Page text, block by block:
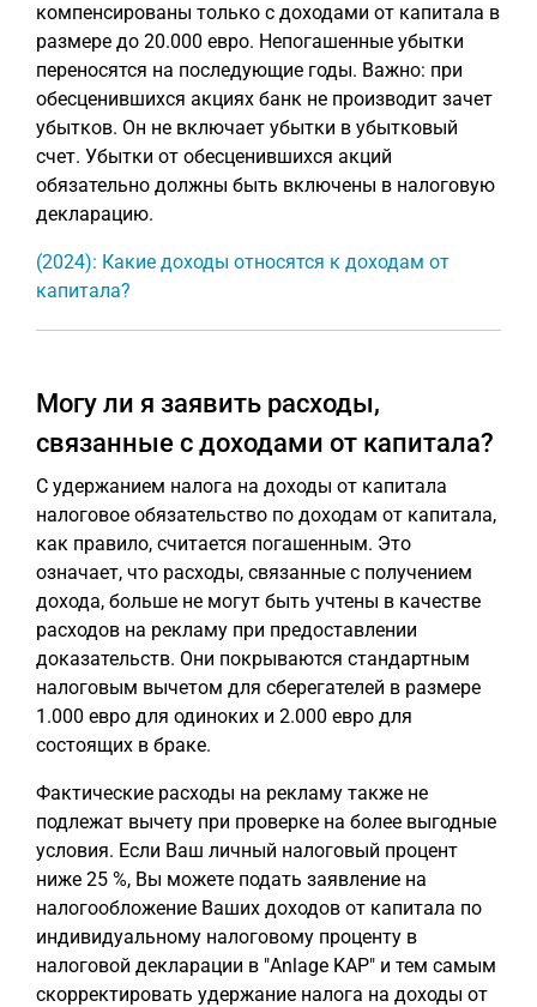
компенсированы только с доходами от капитала в
размере до 20.000 евро. Непогашенные убытки
переносятся на последующие годы. Важно: при
обесценившихся акциях банк не производит зачет
убытков. Он не включает убытки в убытковый
счет. Убытки от обесценившихся акций
обязательно должны быть включены в налоговую
декларацию.
(2024): Какие доходы относятся к доходам от
капитала?
Могу ли я заявить расходы,
связанные с доходами от капитала?
С удержанием налога на доходы от капитала
налоговое обязательство по доходам от капитала,
как правило, считается погашенным. Это
означает, что расходы, связанные с получением
дохода, больше не могут быть учтены в качестве
расходов на рекламу при предоставлении
доказательств. Они покрываются стандартным
налоговым вычетом для сберегателей в размере
1.000 евро для одиноких и 2.000 евро для
состоящих в браке.
Фактические расходы на рекламу также не
подлежат вычету при проверке на более выгодные
условия. Если Ваш личный налоговый процент
ниже 25 %, Вы можете подать заявление на
налогообложение Ваших доходов от капитала по
индивидуальному налоговому проценту в
налоговой декларации в "Anlage KAP" и тем самым
скорректировать удержание налога на доходы от